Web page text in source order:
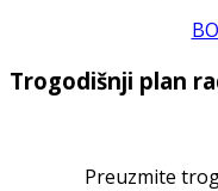
Trogodišnji plan
Preuzmite